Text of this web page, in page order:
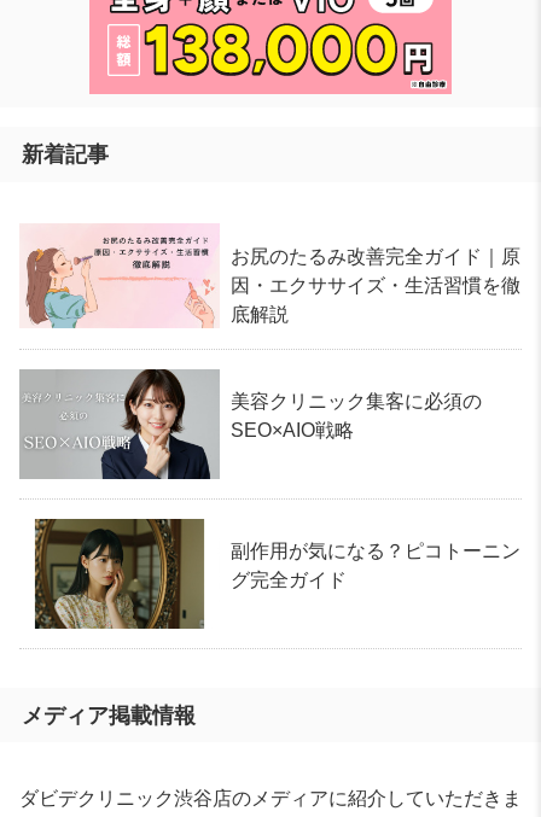
新着記事
お尻のたるみ改善完全ガイド｜原
因・エクササイズ・生活習慣を徹
底解説
美容クリニック集客に必須の
SEO×AIO戦略
副作用が気になる？ピコトーニン
グ完全ガイド
メディア掲載情報
ダビデクリニック渋谷店のメディアに紹介していただきま